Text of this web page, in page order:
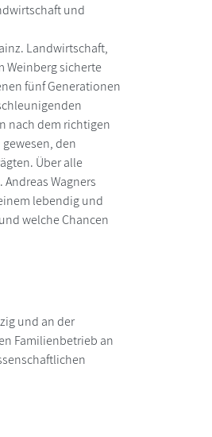
und
Landwirtschaft,
Weinberg sicherte
fünf Generationen
nach dem richtigen
den
Über alle
Wagners
lebendig und
welche Chancen
und an der
Familienbetrieb an